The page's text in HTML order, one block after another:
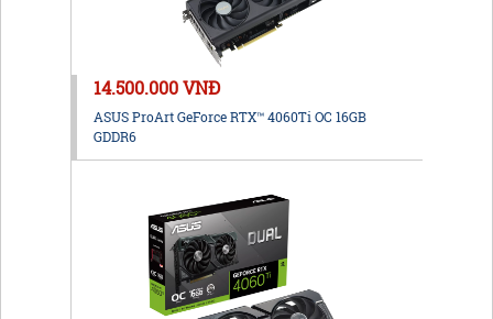
14.500.000 VNĐ
ASUS ProArt GeForce RTX™ 4060Ti OC 16GB
GDDR6